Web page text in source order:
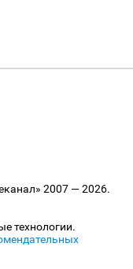
2007 — 2026.
технологии.